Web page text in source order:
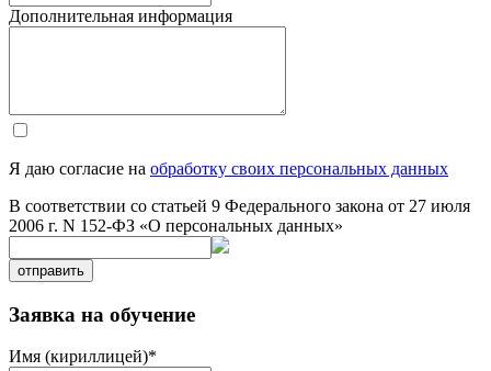
Дополнительная информация
Я даю согласие на обработку своих персональных данных
В соответствии со статьей 9 Федерального закона от 27 июля
2006 г. N 152-ФЗ «О персональных данных»
отправить
Заявка на обучение
Имя (кириллицей)*